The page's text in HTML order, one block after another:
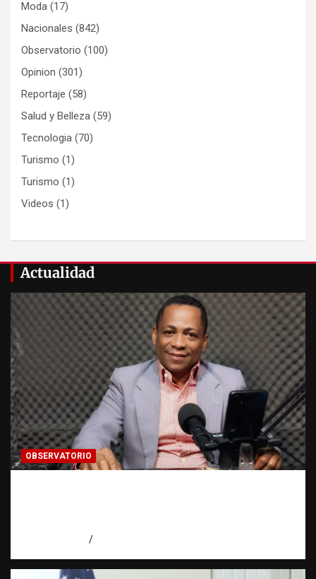
Moda (17)
Nacionales (842)
Observatorio (100)
Opinion (301)
Reportaje (58)
Salud y Belleza (59)
Tecnologia (70)
Turismo (1)
Turismo (1)
Videos (1)
Actualidad
OBSERVATORIO